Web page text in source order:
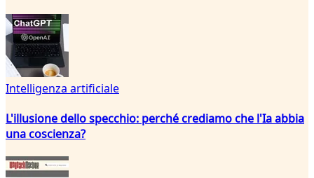
Intelligenza artificiale
L'illusione dello specchio: perché crediamo che l'Ia abbia
una coscienza?